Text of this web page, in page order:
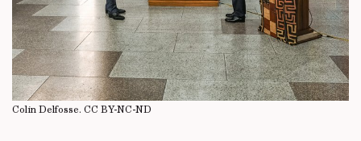
Colin Delfosse. CC BY-NC-ND